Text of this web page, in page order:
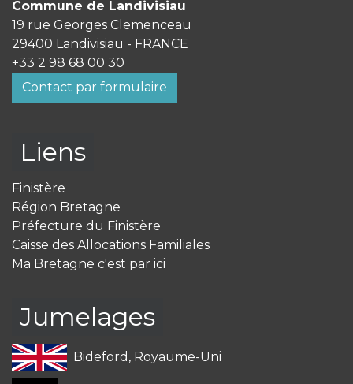
Commune de Landivisiau
19 rue Georges Clemenceau
29400 Landivisiau - FRANCE
+33 2 98 68 00 30
Contact par formulaire
Liens
Finistère
Région Bretagne
Préfecture du Finistère
Caisse des Allocations Familiales
Ma Bretagne c'est par ici
Jumelages
Bideford, Royaume-Uni